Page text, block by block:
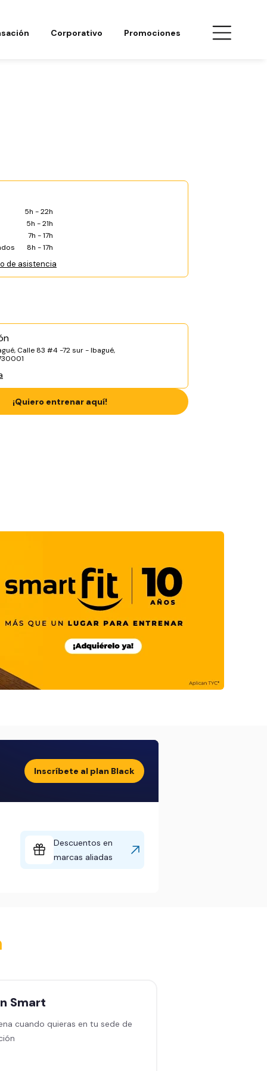
Corporativo Promociones
5h - 22h
5h - 21h
7h - 17h
8h - 17h
de asistencia
Calle 83 #4 -72 sur - Ibagué,
¡Quiero entrenar aquí!
Inscríbete al plan Black
Descuentos en
marcas aliadas
Smart
cuando quieras en tu sede de